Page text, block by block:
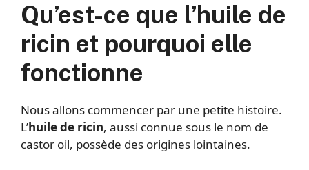
Qu’est-ce que l’huile de
ricin et pourquoi elle
fonctionne
Nous allons commencer par une petite histoire.
L’huile de ricin, aussi connue sous le nom de
castor oil, possède des origines lointaines.